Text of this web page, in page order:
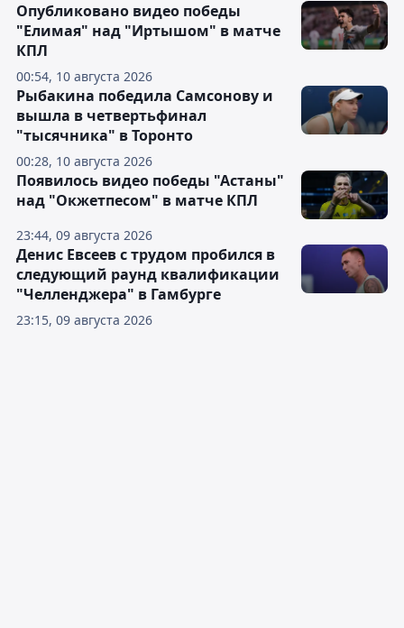
00:54, 10 августа 2026
Опубликовано видео победы
"Елимая" над "Иртышом" в матче
КПЛ
00:28, 10 августа 2026
Рыбакина победила Самсонову и
вышла в четвертьфинал
"тысячника" в Торонто
23:44, 09 августа 2026
Появилось видео победы "Астаны"
над "Окжетпесом" в матче КПЛ
23:15, 09 августа 2026
Денис Евсеев с трудом пробился в
следующий раунд квалификации
"Челленджера" в Гамбурге